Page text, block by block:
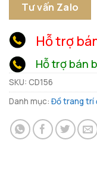
Tư vấn Zalo
Hỗ trợ
Hỗ trợ bán
SKU: CD156
Danh mục: Đồ trang trí